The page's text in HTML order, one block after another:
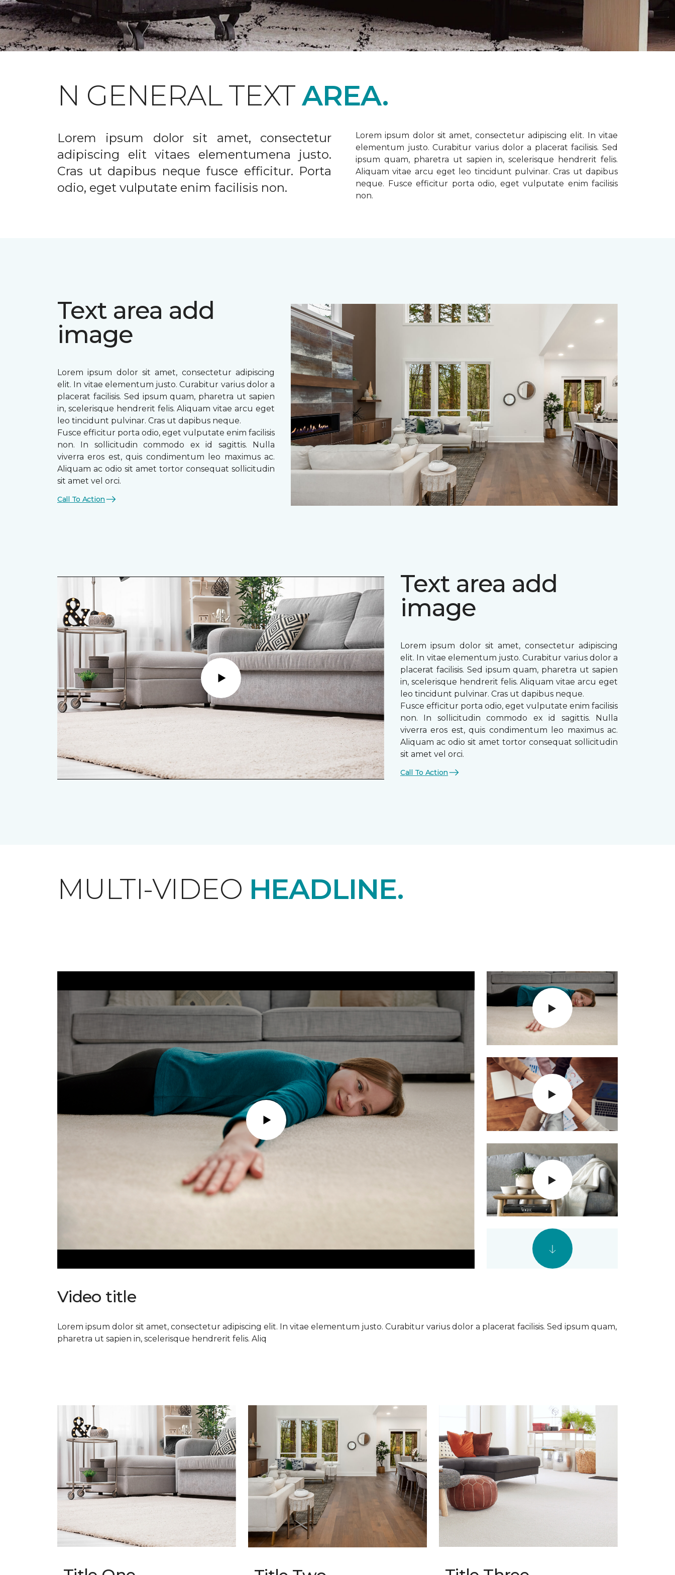
N GENERAL TEXTAREA.
Lorem ipsum dolor sit amet, consectetur
adipiscing elit vitaes elementumena justo.
Cras ut dapibus neque fusce efficitur. Porta
odio, eget vulputate enim facilisis non.
Lorem ipsum dolor sit amet, consectetur adipiscing elit. In vitae
elementum justo. Curabitur varius dolor a placerat facilisis. Sed
ipsum quam, pharetra ut sapien in, scelerisque hendrerit felis.
Aliquam vitae arcu eget leo tincidunt pulvinar. Cras ut dapibus
neque. Fusce efficitur porta odio, eget vulputate enim facilisis
non.
Text area add
image
Lorem ipsum dolor sit amet, consectetur adipiscing
elit. In vitae elementum justo. Curabitur varius dolor a
placerat facilisis. Sed ipsum quam, pharetra ut sapien
in, scelerisque hendrerit felis. Aliquam vitae arcu eget
leo tincidunt pulvinar. Cras ut dapibus neque.
Fusce efficitur porta odio, eget vulputate enim facilisis
non. In sollicitudin commodo ex id sagittis. Nulla
viverra eros est, quis condimentum leo maximus ac.
Aliquam ac odio sit amet tortor consequat sollicitudin
sit amet vel orci.
Call To Action
Text area add
image
Lorem ipsum dolor sit amet, consectetur adipiscing
elit. In vitae elementum justo. Curabitur varius dolor a
placerat facilisis. Sed ipsum quam, pharetra ut sapien
in, scelerisque hendrerit felis. Aliquam vitae arcu eget
leo tincidunt pulvinar. Cras ut dapibus neque.
Fusce efficitur porta odio, eget vulputate enim facilisis
non. In sollicitudin commodo ex id sagittis. Nulla
viverra eros est, quis condimentum leo maximus ac.
Aliquam ac odio sit amet tortor consequat sollicitudin
sit amet vel orci.
Call To Action
Play
MULTI-VIDEO HEADLINE.
Play
Video title
Lorem ipsum dolor sit amet, consectetur adipiscing elit. In vitae elementum justo. Curabitur varius dolor a placerat facilisis. Sed ipsum quam,
pharetra ut sapien in, scelerisque hendrerit felis. Aliq